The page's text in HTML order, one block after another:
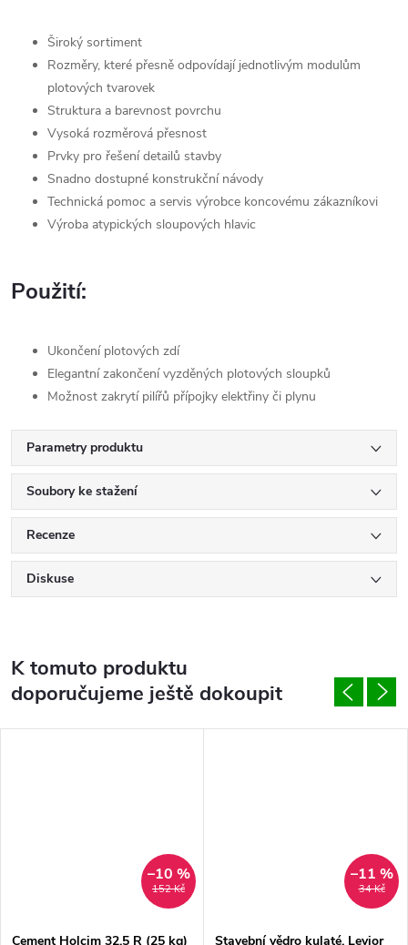
Široký sortiment
Rozměry, které přesně odpovídají jednotlivým modulům
plotových tvarovek
Struktura a barevnost povrchu
Vysoká rozměrová přesnost
Prvky pro řešení detailů stavby
Snadno dostupné konstrukční návody
Technická pomoc a servis výrobce koncovému zákazníkovi
Výroba atypických sloupových hlavic
Použití:
Ukončení plotových zdí
Elegantní zakončení vyzděných plotových sloupků
Možnost zakrytí pilířů přípojky elektřiny či plynu
Parametry produktu
Soubory ke stažení
Recenze
Diskuse
K tomuto produktu
doporučujeme ještě dokoupit
152 Kč
–10 %
Cement Holcim 32,5 R (25 kg)
34 Kč
–11 %
Stavební vědro kulaté, Levior